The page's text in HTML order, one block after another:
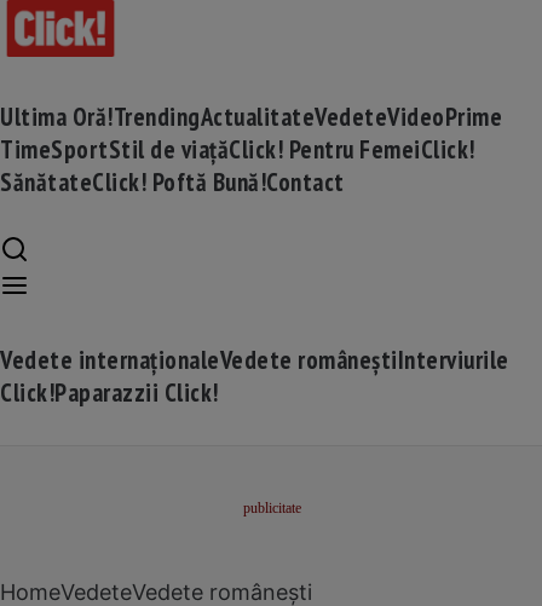
Ultima Oră!TrendingActualitateVedeteVideoPrime
TimeSportStil de viațăClick! Pentru FemeiClick!
SănătateClick! Poftă Bună!Contact
Vedete internaționaleVedete româneștiInterviurile
Click!Paparazzii Click!
HomeVedeteVedete românești